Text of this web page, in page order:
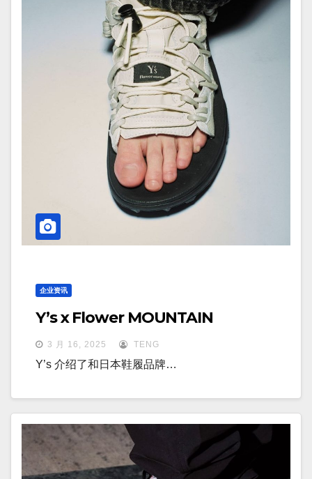
企业资讯
Y’s x Flower MOUNTAIN
3 月 16, 2025 TENG
Y’s 介绍了和日本鞋履品牌…